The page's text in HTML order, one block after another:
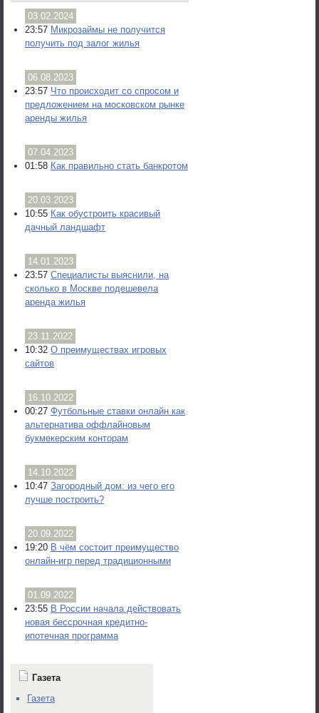
03.02.2024
23:57 Микрозаймы не получится
получить под залог жилья
06.08.2023
23:57 Что происходит со спросом и
предложением на московском рынке
аренды жилья
07.04.2023
01:58 Как правильно стать банкротом
20.03.2023
10:55 Как обустроить красивый
дачный ландшафт
14.01.2023
23:57 Специалисты выяснили, на
сколько в Москве подешевела
аренда жилья
23.11.2022
10:32 О преимуществах игровых
сайтов
16.10.2022
00:27 Футбольные ставки онлайн как
альтернатива оффлайновым
букмекерским конторам
14.10.2022
10:47 Загородный дом: из чего его
лучше построить?
20.09.2022
19:20 В чём состоит преимущество
онлайн-игр перед традиционными
01.09.2022
23:55 В России начала действовать
новая бессрочная кредитно-
ипотечная программа
Газета
Газета